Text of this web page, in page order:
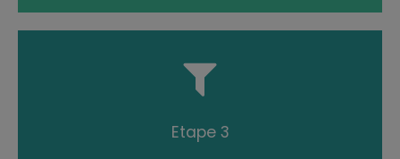
Etape 3
READ MORE